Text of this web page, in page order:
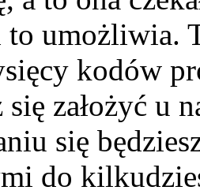
umożliwia.
kodów
się założyć u
się
do